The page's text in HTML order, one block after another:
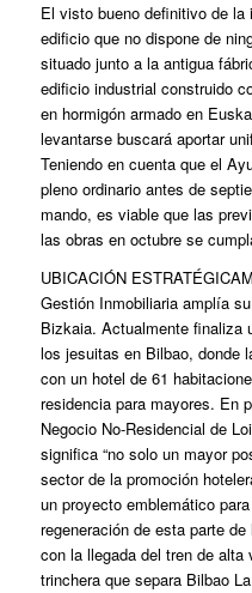
El visto bueno definitivo de
edificio que no dispone de
situado junto a la antigua
edificio industrial construido
en hormigón armado en
levantarse buscará aportar
Teniendo en cuenta que el
pleno ordinario antes de
mando, es viable que las
las obras en octubre se
UBICACIÓN ESTRATÉGICA
Gestión Inmobiliaria amplía
Bizkaia. Actualmente finaliza
los jesuitas en Bilbao, donde
con un hotel de 61
residencia para mayores. En
Negocio No-Residencial de
significa “no solo un mayor
sector de la promoción
un proyecto emblemático
regeneración de esta parte
con la llegada del tren de
trinchera que separa Bilbao